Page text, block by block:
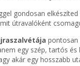
gondosan
útravalóként
pontosan
egy szép, tartós
akár egy hosszabb